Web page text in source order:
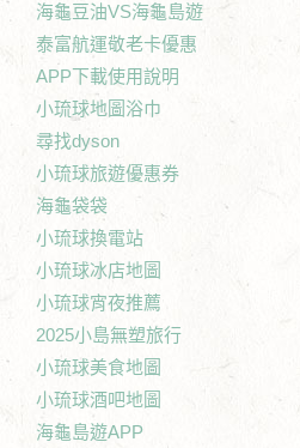
海龜豆油VS海龜島遊
泰富航運敬老卡優惠
APP下載使用說明
小琉球地圖浴巾
尋找dyson
小琉球旅遊優惠券
海龜袋袋
小琉球換電站
小琉球冰店地圖
小琉球宵夜推薦
2025小島無塑旅行
小琉球美食地圖
小琉球酒吧地圖
海龜島遊APP